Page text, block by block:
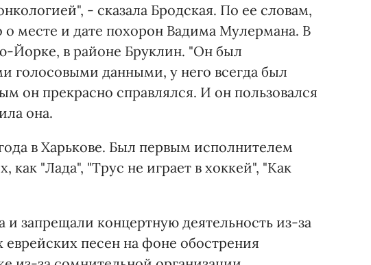
- сказала Бродская. По ее словам,
месте и дате похорон Вадима Мулермана. В
Йорке, в районе Бруклин. "Он был
голосовыми данными, у него всегда был
он прекрасно справлялся. И он пользовался
она.
в Харькове. Был первым исполнителем
как "Лада", "Трус не играет в хоккей", "Как
и запрещали концертную деятельность из-за
песен на фоне обострения